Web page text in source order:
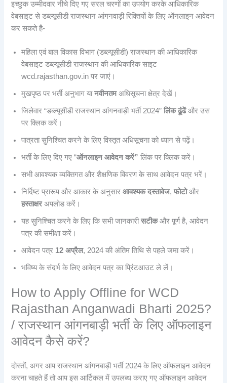
इच्छुक उम्मीदवार नीचे दिए गए सरल चरणों का उपयोग करके आधिकारिक
वेबसाइट से डब्ल्यूसीडी राजस्थान आंगनवाड़ी रिक्तियों के लिए ऑनलाइन आवेदन
कर सकते है-
महिला एवं बाल विकास विभाग (डब्ल्यूसीडी) राजस्थान की आधिकारिक
वेबसाइट डब्ल्यूसीडी राजस्थान की आधिकारिक साइट
wcd.rajasthan.gov.in पर जाएं।
मुखपृष्ठ पर भर्ती अनुभाग यानवीनतमअधिसूचना क्षेत्र देखें।
जिलेवार “डब्ल्यूसीडी राजस्थान आंगनवाड़ी भर्ती 2024”लिंक ढूंढेंऔर उस
पर क्लिक करें।
पात्रता सुनिश्चित करने के लिए विस्तृत अधिसूचना को ध्यान से पढ़ें।
भर्ती के लिए दिए गए “ऑनलाइन आवेदन करें”लिंक पर क्लिक करें।
सभी आवश्यक व्यक्तिगत और शैक्षणिक विवरण के साथ आवेदन पत्र भरें।
निर्दिष्ट प्रारूप और आकार के अनुसारआवश्यक दस्तावेज,फोटोऔर
हस्ताक्षरअपलोड करें।
यह सुनिश्चित करने के लिए कि सभी जानकारीसटीकऔर पूर्ण है, आवेदन
पत्र की समीक्षा करें।
आवेदन पत्र 12 अप्रैल, 2024 की अंतिम तिथि से पहले जमा करें।
भविष्य के संदर्भ के लिए आवेदन पत्र का प्रिंटआउट ले लें।
How to Apply Offline for WCD
Rajasthan Anganwadi Bharti 2025?
/ राजस्थान आंगनबाड़ी भर्ती के लिए ऑफलाइन
आवेदन कैसे करें?
दोस्तों, अगर आप राजस्थान आंगनबाड़ी भर्ती 2024 के लिए ऑफलाइन आवेदन
करना चाहते हैं तो आप इस आर्टिकल में उपलब्ध कराए गए ऑफलाइन आवेदन